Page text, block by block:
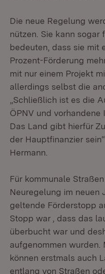
Die neue Regelung
nützen. Sie kann sogar
bedeuten, dass sie mit
Prozent-Förderung
mit nur einem Projekt
allerdings selbst die
„Schließlich ist es die
ÖPNV und vorhandene
Das Land gibt hierfür
der Hauptfinanzier
Hermann.
Für kommunale
Neuregelung im neuen
geltende Förderstopp
Stopp war , dass das
überbucht war und
aufgenommen wurden.
können erstmals auch
entlang von Straßen